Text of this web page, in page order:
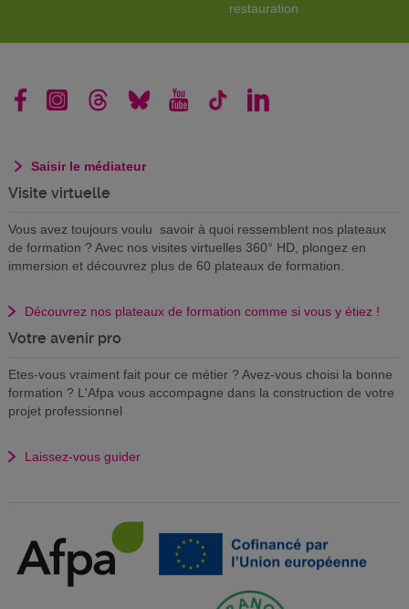
restauration
Saisir le médiateur
Visite virtuelle
Vous avez toujours voulu savoir à quoi ressemblent nos plateaux
de formation ? Avec nos visites virtuelles 360° HD, plongez en
immersion et découvrez plus de 60 plateaux de formation.
Découvrez nos plateaux de formation comme si vous y étiez !
Votre avenir pro
Etes-vous vraiment fait pour ce métier ? Avez-vous choisi la bonne
formation ? L'Afpa vous accompagne dans la construction de votre
projet professionnel
Laissez-vous guider